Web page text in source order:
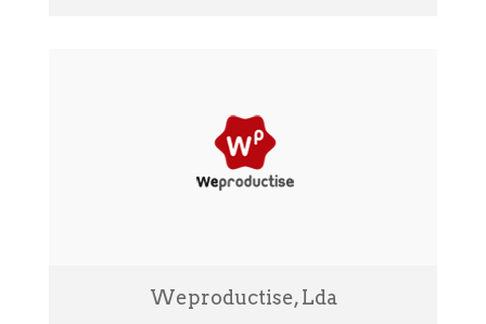
Weproductise, Lda